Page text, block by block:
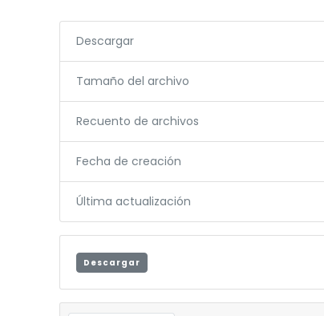
Descargar
Tamaño del archivo
Recuento de archivos
Fecha de creación
Última actualización
Descargar